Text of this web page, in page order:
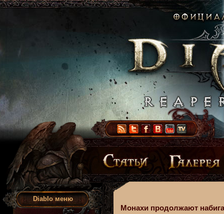
Diablo меню
Монахи продолжают